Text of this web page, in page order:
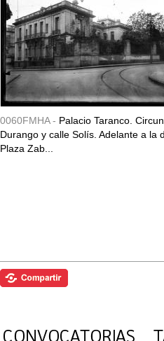
0060FMHA - Palacio Taranco.
Durango y calle Solís. Adelante a la
Plaza Zab...